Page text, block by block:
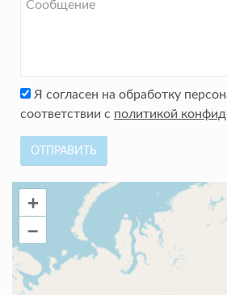
Я согласен на обработку
соответствии с политикой
ОТПРАВИТЬ
+
–